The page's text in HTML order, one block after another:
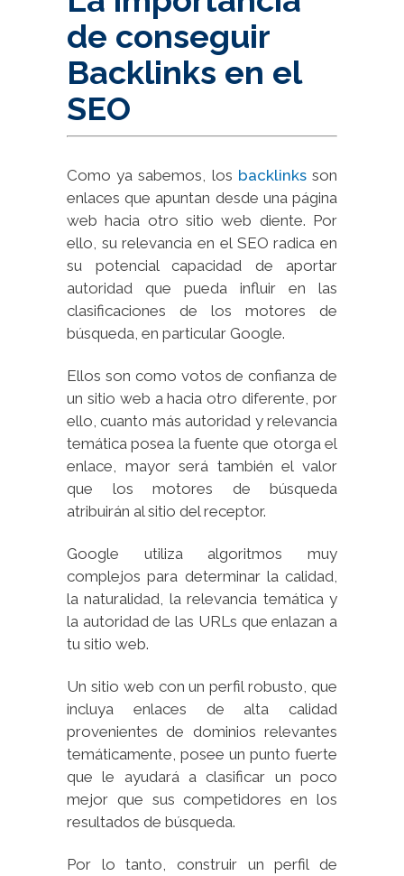
de conseguir
Backlinks en el
SEO
Como ya sabemos, los backlinksson
enlaces que apuntan desde una página
web hacia otro sitio web diente. Por
ello, su relevancia en el SEO radica en
su potencial capacidad de aportar
autoridad que pueda influir en las
clasificaciones de los motores de
búsqueda, en particular Google.
Ellos son como votos de confianza de
un sitio web a hacia otro diferente, por
ello, cuanto más autoridad y relevancia
temática posea la fuente que otorga el
enlace, mayor será también el valor
que los motores de búsqueda
atribuirán al sitio del receptor.
Google utiliza algoritmos muy
complejos para determinar la calidad,
la naturalidad, la relevancia temática y
la autoridad de las URLs que enlazan a
tu sitio web.
Un sitio web con un perfil robusto, que
incluya enlaces de alta calidad
provenientes de dominios relevantes
temáticamente, posee un punto fuerte
que le ayudará a clasificar un poco
mejor que sus competidores en los
resultados de búsqueda.
Por lo tanto, construir un perfil de